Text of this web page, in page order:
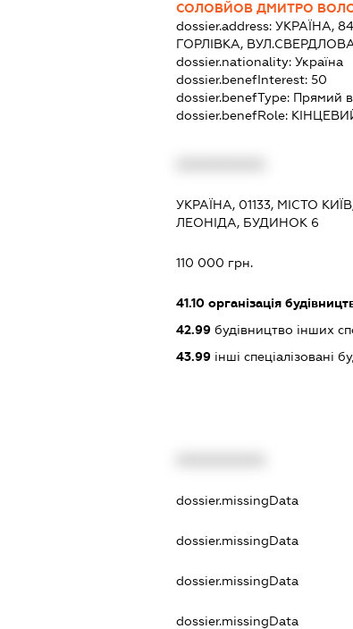
СОЛОВЙОВ ДМИТРО
dossier.address:УКРАЇНА,
ГОРЛІВКА,
dossier.nationality:Україна
dossier.benefInterest:50
dossier.benefType: Прямий
dossier.benefRole:
УКРАЇНА, 01133, МІСТО
ЛЕОНІДА, БУДИНОК 6
110 000 грн.
41.10 організація
42.99 будівництво інших
43.99 інші спеціалізовані
dossier.missingData
dossier.missingData
dossier.missingData
dossier.missingData